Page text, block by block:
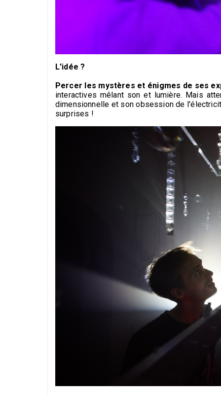
L'idée ?
Percer les mystères et énigmes de ses
interactives mêlant son et lumière. Mais
dimensionnelle et son obsession de
surprises !